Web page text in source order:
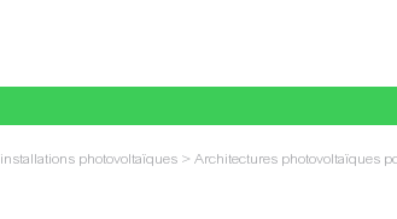
photovoltaïques > Architectures photovoltaïques